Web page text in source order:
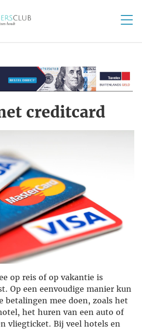
creditcard
op reis of op vakantie is
Op een eenvoudige manier kun
betalingen mee doen, zoals het
het huren van een auto of
vliegticket. Bij veel hotels en